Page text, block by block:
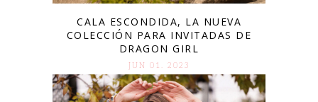
CALA ESCONDIDA, LA NUEVA
COLECCIÓN PARA INVITADAS DE
DRAGON GIRL
JUN 01. 2023